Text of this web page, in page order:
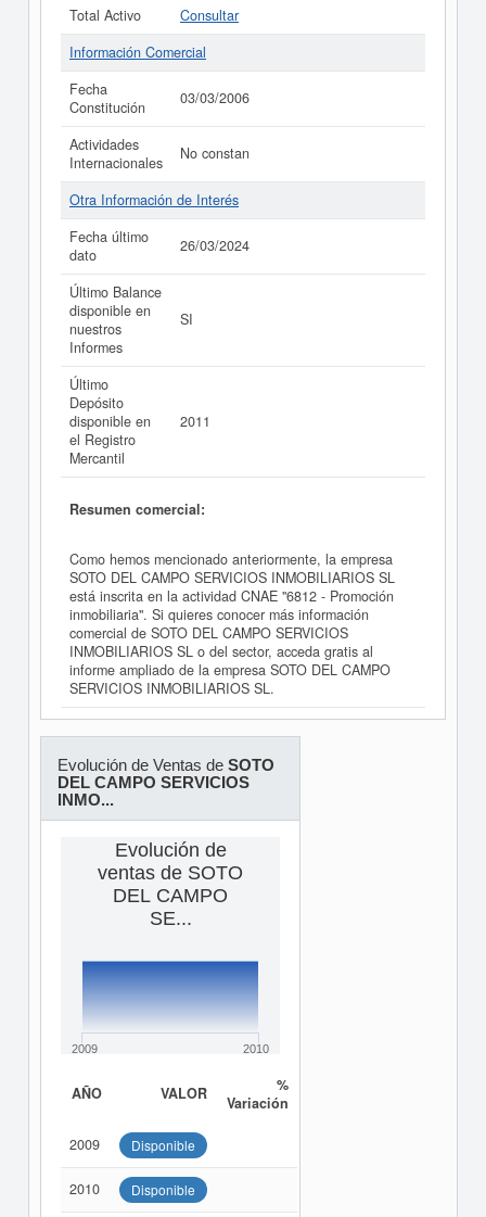
Total Activo
Consultar
Información Comercial
Fecha
Constitución
03/03/2006
Actividades
Internacionales
No constan
Otra Información de Interés
Fecha último
dato
26/03/2024
Último Balance
disponible en
nuestros
Informes
SI
Último
Depósito
disponible en
el Registro
Mercantil
2011
Resumen comercial:
Como hemos mencionado anteriormente, la empresa
SOTO DEL CAMPO SERVICIOS INMOBILIARIOS SL
está inscrita en la actividad CNAE "6812 - Promoción
inmobiliaria". Si quieres conocer más información
comercial de SOTO DEL CAMPO SERVICIOS
INMOBILIARIOS SL o del sector, acceda gratis al
informe ampliado de la empresa SOTO DEL CAMPO
SERVICIOS INMOBILIARIOS SL.
Evolución de Ventas de SOTO
DEL CAMPO SERVICIOS
INMO...
Evolución de
ventas de SOTO
DEL CAMPO
SE...
2009 2010
AÑO VALOR
%
Variación
2009 Disponible
2010 Disponible